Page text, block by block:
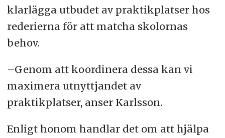
klarlägga utbudet av praktikplatser hos
rederierna för att matcha skolornas
behov.
–Genom att koordinera dessa kan vi
maximera utnyttjandet av
praktikplatser, anser Karlsson.
Enligt honom handlar det om att hjälpa